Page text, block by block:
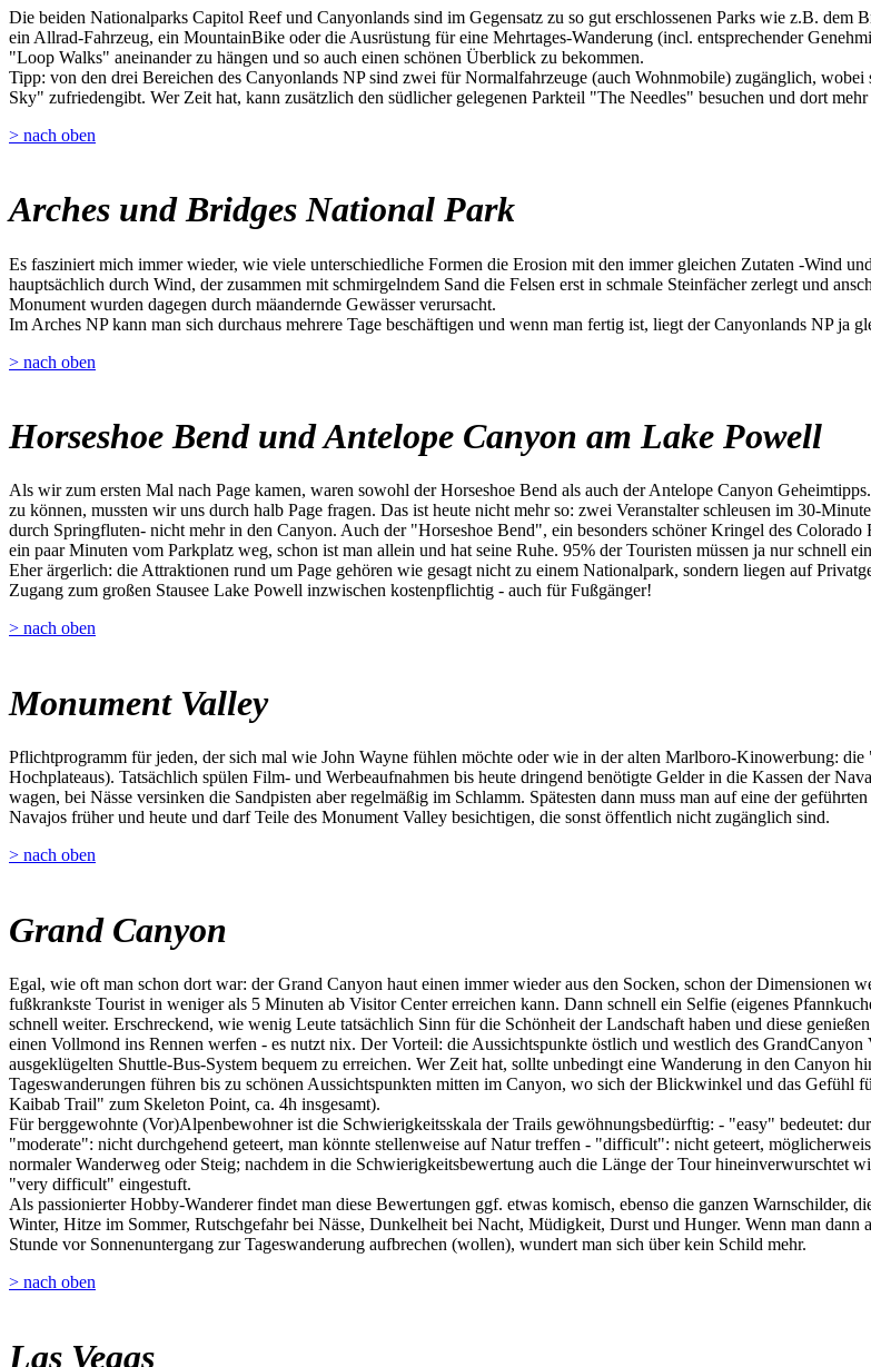
Die beiden Nationalparks Capitol Reef und Canyonlands sind im Gegensatz zu so gut erschlossenen Parks wie z.B.
ein Allrad-Fahrzeug, ein MountainBike oder die Ausrüstung für eine Mehrtages-Wanderung (incl. entsprechender
"Loop Walks" aneinander zu hängen und so auch einen schönen Überblick zu bekommen.
Tipp: von den drei Bereichen des Canyonlands NP sind zwei für Normalfahrzeuge (auch Wohnmobile) zugänglich,
Sky" zufriedengibt. Wer Zeit hat, kann zusätzlich den südlicher gelegenen Parkteil "The Needles" besuchen und dort
> nach oben
Arches und Bridges National Park
Es fasziniert mich immer wieder, wie viele unterschiedliche Formen die Erosion mit den immer gleichen Zutaten -Wind
hauptsächlich durch Wind, der zusammen mit schmirgelndem Sand die Felsen erst in schmale Steinfächer zerlegt und
Monument wurden dagegen durch mäandernde Gewässer verursacht.
Im Arches NP kann man sich durchaus mehrere Tage beschäftigen und wenn man fertig ist, liegt der Canyonlands NP ja
> nach oben
Horseshoe Bend und Antelope Canyon am Lake Powell
Als wir zum ersten Mal nach Page kamen, waren sowohl der Horseshoe Bend als auch der Antelope Canyon
zu können, mussten wir uns durch halb Page fragen. Das ist heute nicht mehr so: zwei Veranstalter schleusen im 30-
durch Springfluten- nicht mehr in den Canyon. Auch der "Horseshoe Bend", ein besonders schöner Kringel des
ein paar Minuten vom Parkplatz weg, schon ist man allein und hat seine Ruhe. 95% der Touristen müssen ja nur schnell
Eher ärgerlich: die Attraktionen rund um Page gehören wie gesagt nicht zu einem Nationalpark, sondern liegen auf
Zugang zum großen Stausee Lake Powell inzwischen kostenpflichtig - auch für Fußgänger!
> nach oben
Monument Valley
Pflichtprogramm für jeden, der sich mal wie John Wayne fühlen möchte oder wie in der alten Marlboro-Kinowerbung:
Hochplateaus). Tatsächlich spülen Film- und Werbeaufnahmen bis heute dringend benötigte Gelder in die Kassen der
wagen, bei Nässe versinken die Sandpisten aber regelmäßig im Schlamm. Spätesten dann muss man auf eine der
Navajos früher und heute und darf Teile des Monument Valley besichtigen, die sonst öffentlich nicht zugänglich sind.
> nach oben
Grand Canyon
Egal, wie oft man schon dort war: der Grand Canyon haut einen immer wieder aus den Socken, schon der Dimensionen
fußkrankste Tourist in weniger als 5 Minuten ab Visitor Center erreichen kann. Dann schnell ein Selfie (eigenes
schnell weiter. Erschreckend, wie wenig Leute tatsächlich Sinn für die Schönheit der Landschaft haben und diese
einen Vollmond ins Rennen werfen - es nutzt nix. Der Vorteil: die Aussichtspunkte östlich und westlich des
ausgeklügelten Shuttle-Bus-System bequem zu erreichen. Wer Zeit hat, sollte unbedingt eine Wanderung in den Canyon
Tageswanderungen führen bis zu schönen Aussichtspunkten mitten im Canyon, wo sich der Blickwinkel und das Gefühl
Kaibab Trail" zum Skeleton Point, ca. 4h insgesamt).
Für berggewohnte (Vor)Alpenbewohner ist die Schwierigkeitsskala der Trails gewöhnungsbedürftig: - "easy" bedeutet:
"moderate": nicht durchgehend geteert, man könnte stellenweise auf Natur treffen - "difficult": nicht geteert,
normaler Wanderweg oder Steig; nachdem in die Schwierigkeitsbewertung auch die Länge der Tour hineinverwurschtet
"very difficult" eingestuft.
Als passionierter Hobby-Wanderer findet man diese Bewertungen ggf. etwas komisch, ebenso die ganzen
Winter, Hitze im Sommer, Rutschgefahr bei Nässe, Dunkelheit bei Nacht, Müdigkeit, Durst und Hunger. Wenn man
Stunde vor Sonnenuntergang zur Tageswanderung aufbrechen (wollen), wundert man sich über kein Schild mehr.
> nach oben
Las Vegas